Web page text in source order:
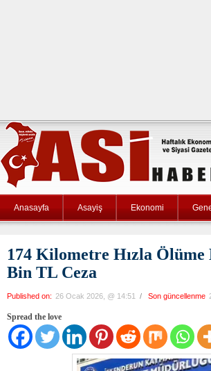
Anasayfa Asayiş Ekonomi
174 Kilometre Hızla
Bin TL Ceza
Published on: 26 Ocak 2026, @ 14:51 / Son güncellenme
Spread the love